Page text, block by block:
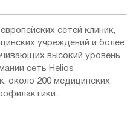
сетей клиник,
учреждений и более
высокий уровень
сеть Helios
около 200 медицинских